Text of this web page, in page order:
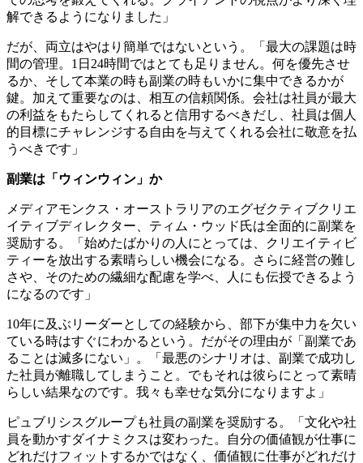
解できるようになりました」
だが、両立はやはり簡単ではないという。「最大の課題は時
間の管理。1日24時間ではとても足りません。何を優先させ
るか、そして本業の時も副業の時もいかに集中できるかが
鍵。加えて重要なのは、相互の信頼関係。会社は社員が最大
の利益をもたらしてくれると信用するべきだし、社員は個人
的目標にチャレンジする自由を与えてくれる会社に敬意を払
うべきです」
副業は「ウィンウィン」か
メディアモンクス・オーストラリアのエグゼクティブクリエ
イティブディレクター、ティム・ウッド氏は全面的に副業を
奨励する。「始めたばかりの人にとっては、クリエイティビ
ティーを放出する素晴らしい機会になる。さらに経営の難し
さや、そのための繊細な配慮を学べ、人にも伝授できるよう
になるのです」
10年に及ぶリーダーとしての経験から、部下が集中力を欠い
ている時はすぐにわかるという。だがその理由が「副業であ
ることは滅多にない」。「最悪のシナリオは、副業で成功し
た社員が離職してしまうこと。でもそれは彼らにとって素晴
らしい結果なのです。我々も幸せな気分になりますよ」
ピュブリシスグループも社員の副業を奨励する。「文化や社
員を動かすダイナミクスは変わった。自分の価値観が仕事に
どれだけフィットするかではなく、価値観に仕事がどれだけ